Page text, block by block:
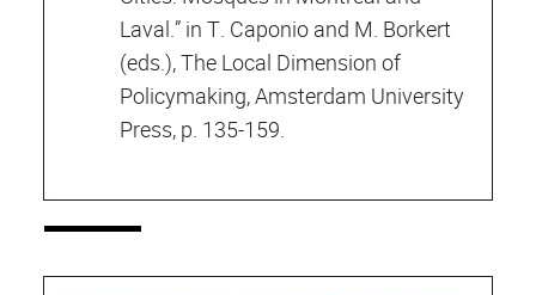
Laval.” in T. Caponio and M. Borkert
(eds.), The Local Dimension of
Policymaking, Amsterdam University
Press, p. 135-159.